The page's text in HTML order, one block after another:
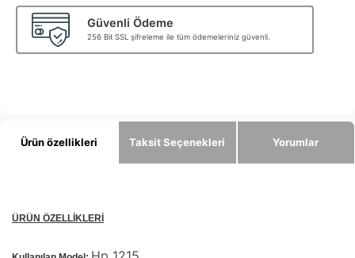
Güvenli Ödeme
256 Bit SSL şifreleme ile tüm ödemeleriniz güvenli.
Ürün özellikleri Taksit Seçenekleri Yorumlar
ÜRÜN ÖZELLİKLERİ